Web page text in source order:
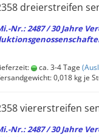
drei­er­strei­fen
Nr.: 2487 / 30 Jahre
ca. 3-4 Tage
0,018kg je
vie­rer­strei­fen
Nr.: 2487 / 30 Jahre